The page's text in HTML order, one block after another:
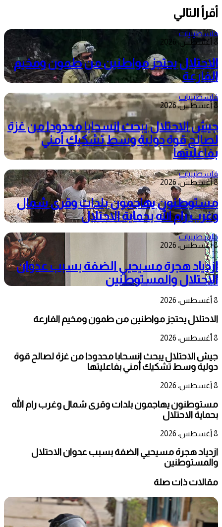
أقرأ التالي
فلسطينيات
8 أغسطس، 2026
الاحتلال يحتجز مواطنين من طمون ومخيم
الفارعة
فلسطينيات
8 أغسطس، 2026
جيش الاحتلال يبحث انسحابا محدودا من غزة
لصالح قوة دولية وسط تشكيك أمني
بفاعليتها
فلسطينيات
8 أغسطس، 2026
مستوطنون يهاجمون بلدات وقرى شمال
وغرب رام الله بحماية الاحتلال
فلسطينيات
8 أغسطس، 2026
ازدياد هجرة مسيحيي الضفة بسبب عدوان
الاحتلال والمستوطنين
8 أغسطس، 2026
الاحتلال يحتجز مواطنين من طمون ومخيم الفارعة
8 أغسطس، 2026
جيش الاحتلال يبحث انسحابا محدودا من غزة لصالح قوة
دولية وسط تشكيك أمني بفاعليتها
8 أغسطس، 2026
مستوطنون يهاجمون بلدات وقرى شمال وغرب رام الله
بحماية الاحتلال
8 أغسطس، 2026
ازدياد هجرة مسيحيي الضفة بسبب عدوان الاحتلال
والمستوطنين
مقالات ذات صلة